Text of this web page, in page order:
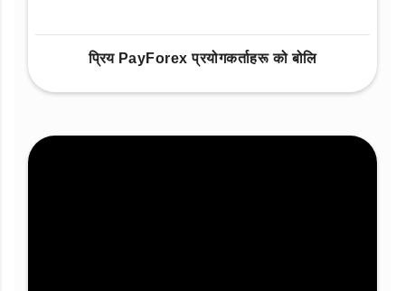
प्रिय PayForex प्रयोगकर्ताहरू को बोलि